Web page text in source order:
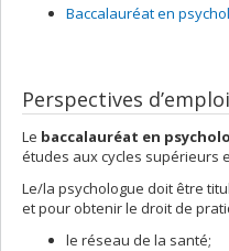
Baccalauréat en
Perspectives d’emploi
Le baccalauréat en
études aux cycles supérieurs
Le/la psychologue doit être
et pour obtenir le droit de
le réseau de la santé;